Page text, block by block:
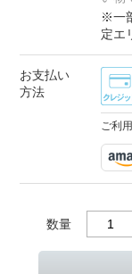
※一
定エ
お支払い
方法
ご利
数量